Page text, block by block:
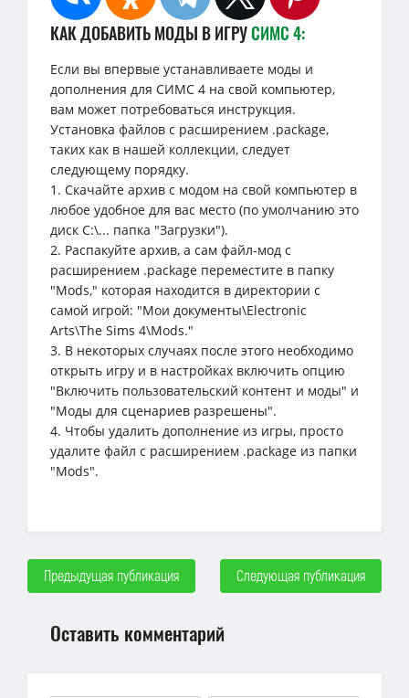
КАК ДОБАВИТЬ МОДЫ В ИГРУСИМС 4:
Если вы впервые устанавливаете моды и
дополнения для СИМС 4 на свой компьютер,
вам может потребоваться инструкция.
Установка файлов с расширением .package,
таких как в нашей коллекции, следует
следующему порядку.
1. Скачайте архив с модом на свой компьютер в
любое удобное для вас место (по умолчанию это
диск C:\... папка "Загрузки").
2. Распакуйте архив, а сам файл-мод с
расширением .package переместите в папку
"Mods," которая находится в директории с
самой игрой: "Мои документы\Electronic
Arts\The Sims 4\Mods."
3. В некоторых случаях после этого необходимо
открыть игру и в настройках включить опцию
"Включить пользовательский контент и моды" и
"Моды для сценариев разрешены".
4. Чтобы удалить дополнение из игры, просто
удалите файл с расширением .package из папки
"Mods".
Предыдущая публикация Следующая публикация
Оставить комментарий